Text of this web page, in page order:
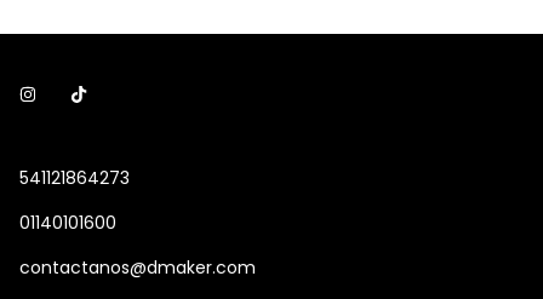
541121864273
01140101600
contactanos@dmaker.com